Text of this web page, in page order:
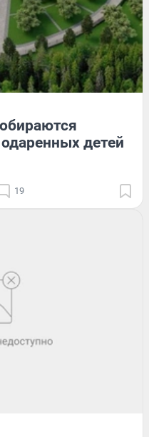
детей
19